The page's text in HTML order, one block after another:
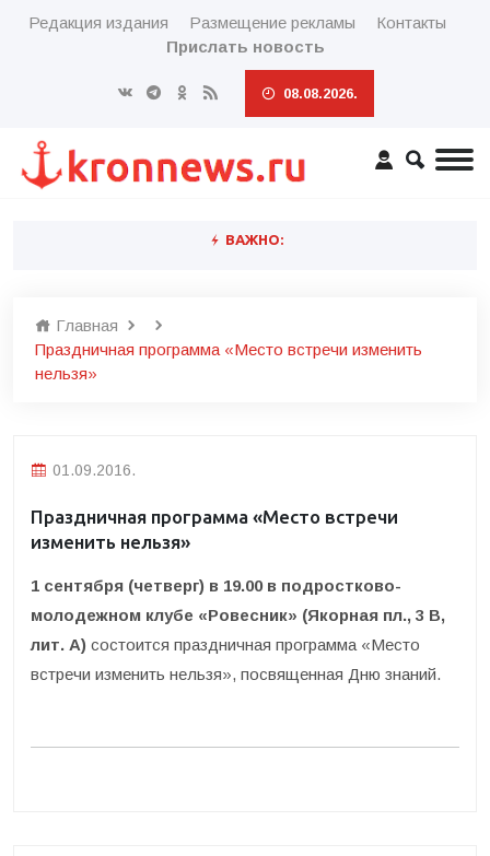
Редакция издания Размещение рекламы
Контакты
Прислать новость
08.08.2026.
ВАЖНО:
Главная
Праздничная программа «Место встречи изменить
нельзя»
01.09.2016.
Праздничная программа «Место встречи
изменить нельзя»
1 сентября (четверг) в 19.00 в подростково-
молодежном клубе «Ровесник» (Якорная пл., 3 В,
лит. А) состоится праздничная программа «Место
встречи изменить нельзя», посвященная Дню знаний.